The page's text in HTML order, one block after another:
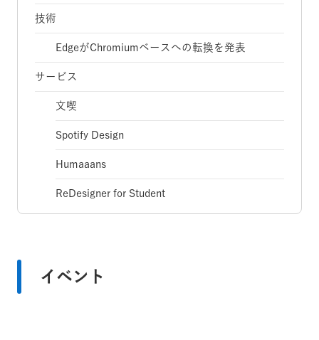
技術
EdgeがChromiumベースへの転換を発表
サービス
文喫
Spotify Design
Humaaans
ReDesigner for Student
イベント